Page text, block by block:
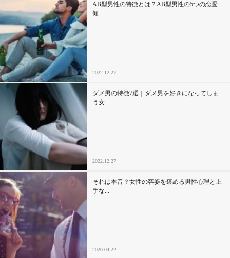
AB型男性の特徴とは？AB型男性の5つの恋愛
傾...
2022.12.27
ダメ男の特徴7選｜ダメ男を好きになってしま
う女...
2022.12.27
それは本音？女性の容姿を褒める男性心理と上
手な...
2020.04.22